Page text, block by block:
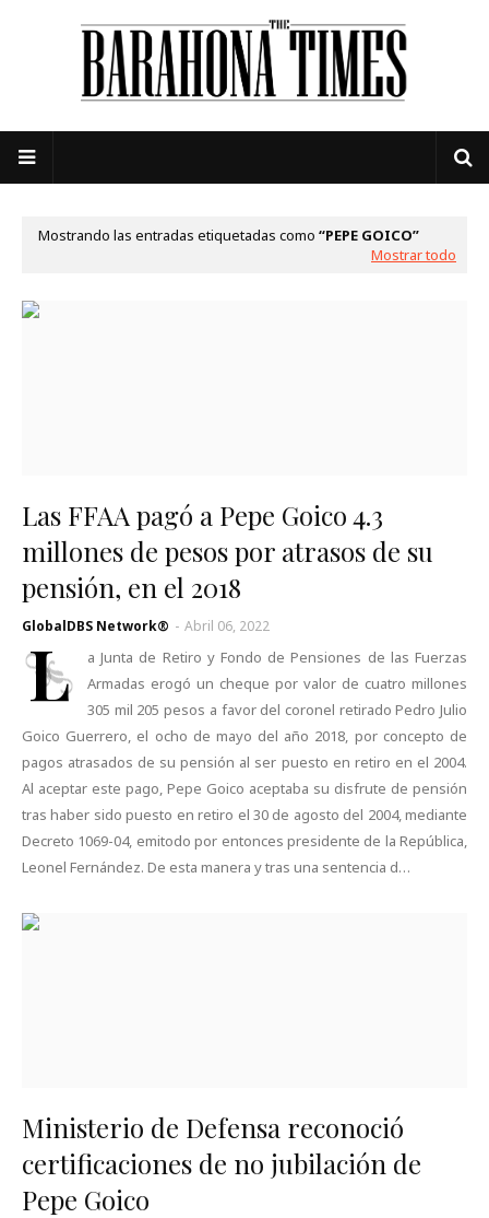
Mostrando las entradas etiquetadas como
PEPE GOICO
Mostrar todo
Las FFAA pagó a Pepe Goico 4.3
millones de pesos por atrasos de su
pensión, en el 2018
GlobalDBS Network® - Abril 06, 2022
L
a Junta de Retiro y Fondo de Pensiones de las Fuerzas
Armadas erogó un cheque por valor de cuatro millones
305 mil 205 pesos a favor del coronel retirado Pedro Julio
Goico Guerrero, el ocho de mayo del año 2018, por concepto de
pagos atrasados de su pensión al ser puesto en retiro en el 2004.
Al aceptar este pago, Pepe Goico aceptaba su disfrute de pensión
tras haber sido puesto en retiro el 30 de agosto del 2004, mediante
Decreto 1069-04, emitodo por entonces presidente de la República,
Leonel Fernández. De esta manera y tras una sentencia d…
Ministerio de Defensa reconoció
certificaciones de no jubilación de
Pepe Goico